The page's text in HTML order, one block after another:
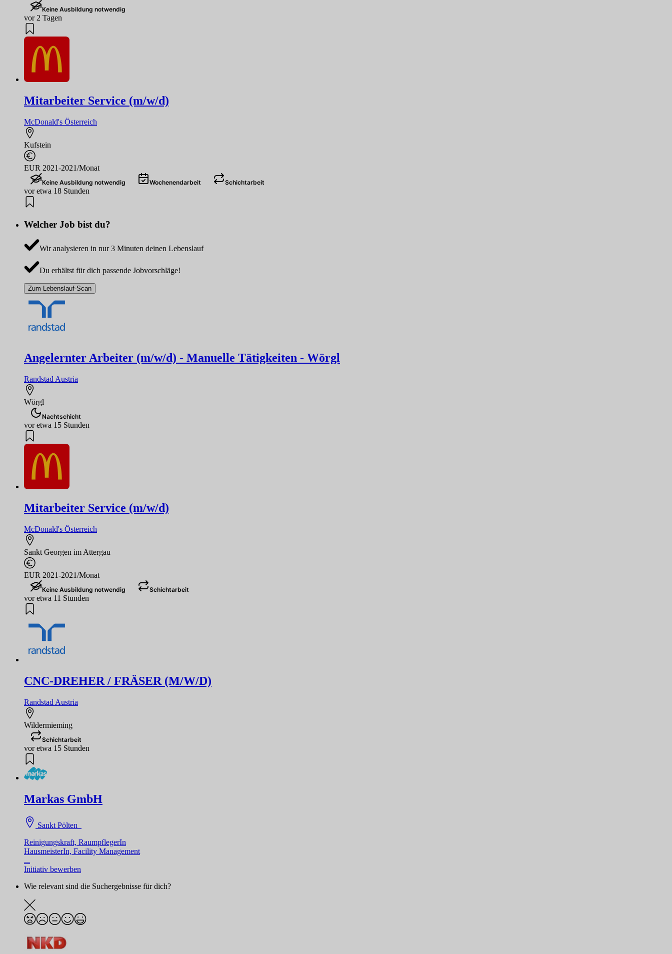
Keine Ausbildung notwendig
vor 2 Tagen
Mitarbeiter Service (m/w/d)
McDonald's Österreich
Kufstein
EUR 2021-2021/Monat
Keine Ausbildung notwendig Wochenendarbeit Schichtarbeit
vor etwa 18 Stunden
Welcher Job bist du?
Wir analysieren in nur 3 Minuten deinen Lebenslauf
Du erhältst für dich passende Jobvorschläge!
Zum Lebenslauf-Scan
Angelernter Arbeiter (m/w/d) - Manuelle Tätigkeiten - Wörgl
Randstad Austria
Wörgl
Nachtschicht
vor etwa 15 Stunden
Mitarbeiter Service (m/w/d)
McDonald's Österreich
Sankt Georgen im Attergau
EUR 2021-2021/Monat
Keine Ausbildung notwendig Schichtarbeit
vor etwa 11 Stunden
CNC-DREHER / FRÄSER (M/W/D)
Randstad Austria
Wildermieming
Schichtarbeit
vor etwa 15 Stunden
Markas GmbH
Sankt Pölten
Reinigungskraft, RaumpflegerIn
HausmeisterIn, Facility Management
...
Initiativ bewerben
Wie relevant sind die Suchergebnisse für dich?